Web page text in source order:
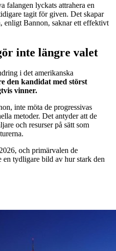
falangen lyckats attrahera en
tagit för given. Det skapar
enligt Bannon, saknar ett effektivt
inte längre valet
i det amerikanska
den kandidat med störst
vinner.
inte möta de progressivas
metoder. Det antyder att de
och resurser på sätt som
och primärvalen de
en tydligare bild av hur stark den